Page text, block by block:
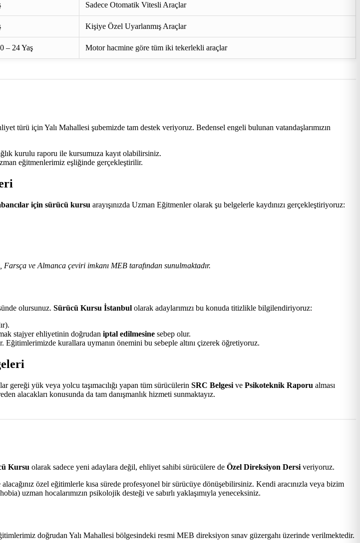
Sadece Otomatik Vitesli Araçlar
Kişiye Özel Uyarlanmış Araçlar
– 24 Yaş Motor hacmine göre tüm iki tekerlekli araçlar
türü için Yalı Mahallesi şubemizde tam destek veriyoruz. Bedensel engeli bulunan vatandaşlarımızın
kurulu raporu ile kursumuza kayıt olabilirsiniz.
eğitmenlerimiz eşliğinde gerçekleştirilir.
için sürücü kursu arayışınızda Uzman Eğitmenler olarak şu belgelerle kaydınızı gerçekleştiriyoruz:
ve Almanca çeviri imkanı MEB tarafından sunulmaktadır.
olursunuz. Sürücü Kursu İstanbul olarak adaylarımızı bu konuda titizlikle bilgilendiriyoruz:
stajyer ehliyetinin doğrudan iptal edilmesine sebep olur.
Eğitimlerimizde kurallara uymanın önemini bu sebeple altını çizerek öğretiyoruz.
gereği yük veya yolcu taşımacılığı yapan tüm sürücülerin SRC Belgesi ve Psikoteknik Raporu alması
alacakları konusunda da tam danışmanlık hizmeti sunmaktayız.
Kursu olarak sadece yeni adaylara değil, ehliyet sahibi sürücülere de Özel Direksiyon Dersiveriyoruz.
özel eğitimlerle kısa sürede profesyonel bir sürücüye dönüşebilirsiniz. Kendi aracınızla veya bizim
uzman hocalarımızın psikolojik desteği ve sabırlı yaklaşımıyla yeneceksiniz.
doğrudan Yalı Mahallesi bölgesindeki resmi MEB direksiyon sınav güzergahı üzerinde verilmektedir.